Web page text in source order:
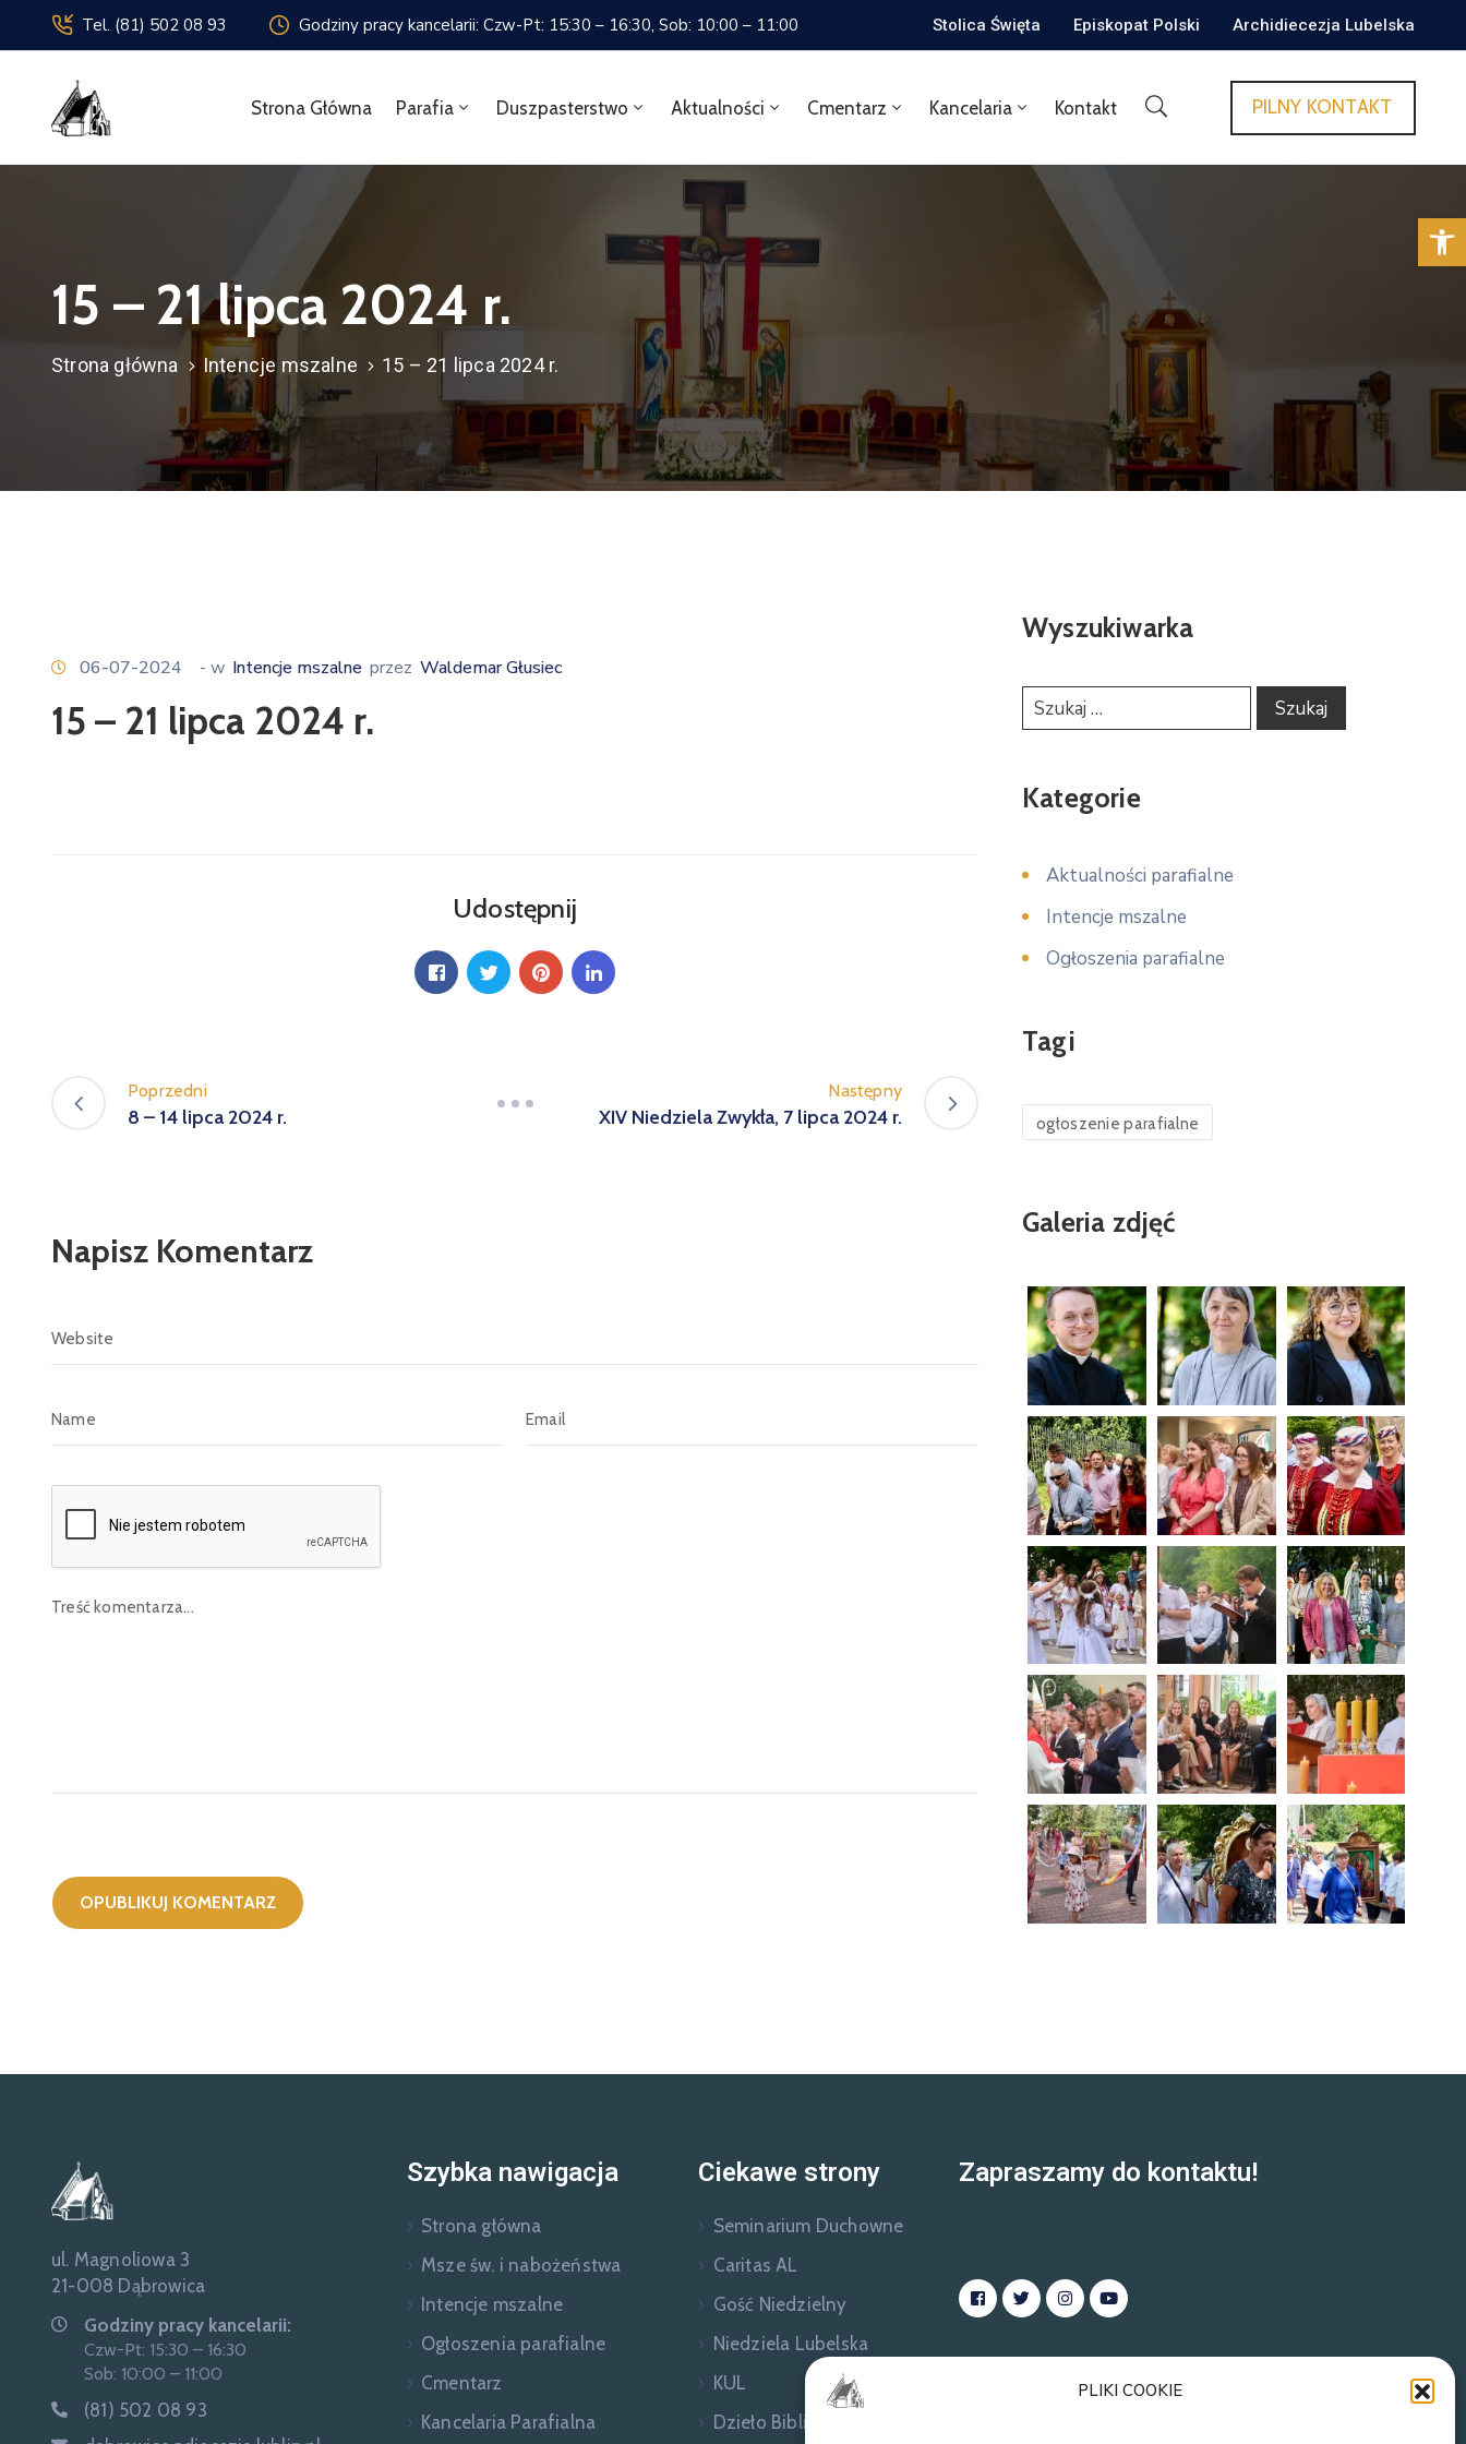
PLIKI COOKIE
Tel. (81) 502 08 93 Godziny pracy kancelarii: Czw-Pt: 15:30 – 16:30, Sob: 10:00 – 11:00 Stolica Święta Episkopat Polski Archidiecezja Lubelska
Strona Główna Parafia Duszpasterstwo Aktualności Cmentarz Kancelaria Kontakt PILNY KONTAKT
15 – 21 lipca 2024 r.
Strona główna Intencje mszalne 15 – 21 lipca 2024 r.
06-07-2024 - w Intencje mszalne przez Waldemar Głusiec
15 – 21 lipca 2024 r.
Udostępnij
Poprzedni
8 – 14 lipca 2024 r.
Następny
XIV Niedziela Zwykła, 7 lipca 2024 r.
Napisz Komentarz
Wyszukiwarka
Kategorie
Aktualności parafialne
Intencje mszalne
Ogłoszenia parafialne
Tagi
ogłoszenie parafialne
Galeria zdjęć
ul. Magnoliowa 3
21-008 Dąbrowica
Godziny pracy kancelarii:
Czw-Pt: 15:30 – 16:30
Sob: 10:00 – 11:00
(81) 502 08 93
Szybka nawigacja
Strona główna
Msze św. i nabożeństwa
Intencje mszalne
Ogłoszenia parafialne
Cmentarz
Kancelaria Parafialna
Ciekawe strony
Seminarium Duchowne
Caritas AL
Gość Niedzielny
Niedziela Lubelska
KUL
Dzieło Biblijne
Zapraszamy do kontaktu!